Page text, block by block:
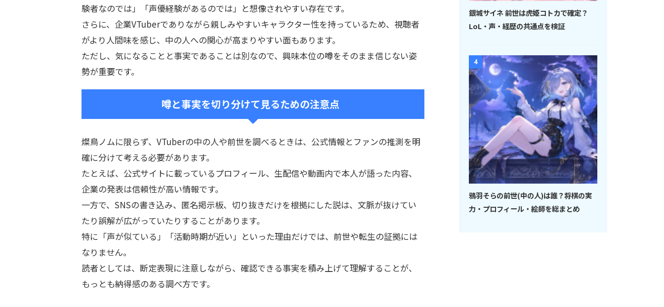
験者なのでは」「声優経験があるのでは」と想像されやすい存在です。
さらに、企業VTuberでありながら親しみやすいキャラクター性を持っているため、視聴者
がより人間味を感じ、中の人への関心が高まりやすい面もあります。
ただし、気になることと事実であることは別なので、興味本位の噂をそのまま信じない姿
勢が重要です。
噂と事実を切り分けて見るための注意点
燦鳥ノムに限らず、VTuberの中の人や前世を調べるときは、公式情報とファンの推測を明
確に分けて考える必要があります。
たとえば、公式サイトに載っているプロフィール、生配信や動画内で本人が語った内容、
企業の発表は信頼性が高い情報です。
一方で、SNSの書き込み、匿名掲示板、切り抜きだけを根拠にした説は、文脈が抜けてい
たり誤解が広がっていたりすることがあります。
特に「声が似ている」「活動時期が近い」といった理由だけでは、前世や転生の証拠には
なりません。
読者としては、断定表現に注意しながら、確認できる事実を積み上げて理解することが、
もっとも納得感のある調べ方です。
銀城サイネ 前世は虎姫コトカで確定？
LoL・声・経歴の共通点を検証
4
鴉羽そらの前世(中の人)は誰？将棋の実
力・プロフィール・絵師を総まとめ